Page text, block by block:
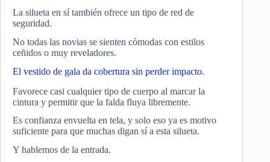
La silueta en sí también ofrece un tipo de red de
seguridad.
No todas las novias se sienten cómodas con estilos
ceñidos o muy reveladores.
El vestido de gala da cobertura sin perder impacto.
Favorece casi cualquier tipo de cuerpo al marcar la
cintura y permitir que la falda fluya libremente.
Es confianza envuelta en tela, y solo eso ya es motivo
suficiente para que muchas digan sí a esta silueta.
Y hablemos de la entrada.